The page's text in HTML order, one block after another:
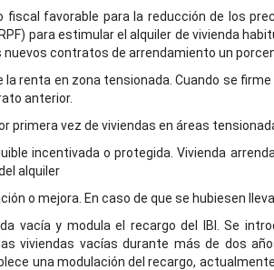
fiscal favorable para la reducción de los
para estimular el alquiler de vivienda
contratos de arrendamiento un
la renta en zona tensionada. Cuando se
anterior.
primera vez de viviendas en áreas
incentivada o protegida. Vivienda
alquiler
o mejora. En caso de que se hubiesen
vacía y modula el recargo del IBI. Se
viviendas vacías durante más de dos
una modulación del recargo,